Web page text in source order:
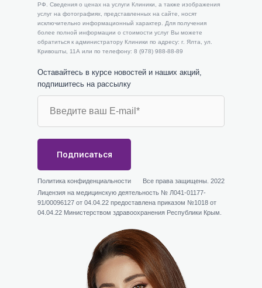
Подписаться
РФ. Сведения о ценах на услуги Клиники, а также изображения
услуг на фотографиях, представленных на сайте, носят
исключительно информационный характер. Для получения
более полной информации о стоимости услуг Вы можете
обратиться к администратору Клиники по адресу: г. Ялта, ул.
Кривошты, 11А или по телефону: 8 (978) 988-88-89
Оставайтесь в курсе новостей и наших акций,
подпишитесь на рассылку
Политика конфиденциальности Все права защищены. 2022
Лицензия на медицинскую деятельность № Л041-01177-
91/00096127 от 04.04.22 предоставлена приказом №1018 от
04.04.22 Министерством здравоохранения Республики Крым.